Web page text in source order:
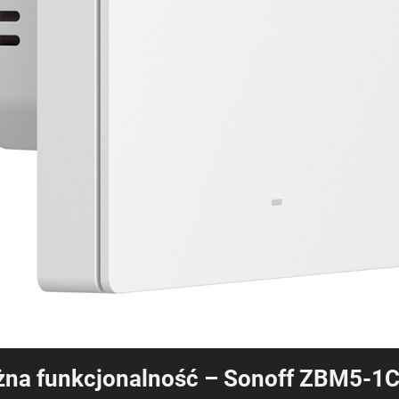
funkcjonalność – Sonoff ZBM5-